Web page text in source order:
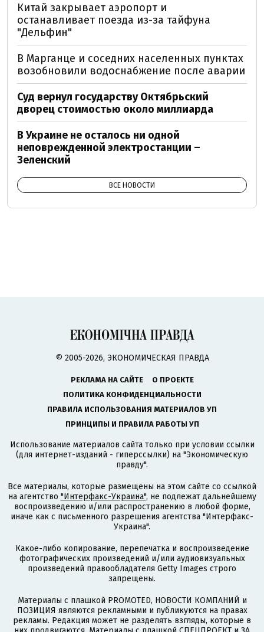
Китай закрывает аэропорт и
останавливает поезда из-за тайфуна
"Дельфин"
В Марганце и соседних населенных пунктах
возобновили водоснабжение после аварии
Суд вернул государству Октябрьский
дворец стоимостью около миллиарда
В Украине не осталось ни одной
неповрежденной электростанции –
Зеленский
ВСЕ НОВОСТИ
© 2005-2026, ЭКОНОМИЧЕСКАЯ ПРАВДА
РЕКЛАМА НА САЙТЕ
О ПРОЕКТЕ
ПОЛИТИКА КОНФИДЕНЦИАЛЬНОСТИ
ПРАВИЛА ИСПОЛЬЗОВАНИЯ МАТЕРИАЛОВ УП
ПРИНЦИПЫ И ПРАВИЛА РАБОТЫ УП
Использование материалов сайта только при условии ссылки
(для интернет-изданий - гиперссылки) на "Экономическую
правду".
Все материалы, которые размещены на этом сайте со ссылкой
на агентство "Интерфакс-Украина", не подлежат дальнейшему
воспроизведению и/или распространению в любой форме,
иначе как с письменного разрешения агентства "Интерфакс-
Украина".
Какое-либо копирование, перепечатка и воспроизведение
фотографических произведений и/или аудиовизуальных
произведений правообладателя Getty Images строго
запрещены.
Материалы с плашкой PROMOTED, НОВОСТИ КОМПАНИЙ и
ПОЗИЦИЯ являются рекламными и публикуются на правах
рекламы. Редакция может не разделять взгляды, которые в